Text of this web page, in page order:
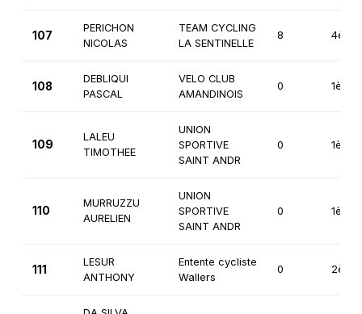
107
PERICHON
NICOLAS
TEAM CYCLING
LA SENTINELLE
8 4ème
108
DEBLIQUI
PASCAL
VELO CLUB
AMANDINOIS
0 1ère
109
LALEU
TIMOTHEE
UNION
SPORTIVE
SAINT ANDR
0 1ère
110
MURRUZZU
AURELIEN
UNION
SPORTIVE
SAINT ANDR
0 1ère
111
LESUR
ANTHONY
Entente cycliste
Wallers
0 2ème